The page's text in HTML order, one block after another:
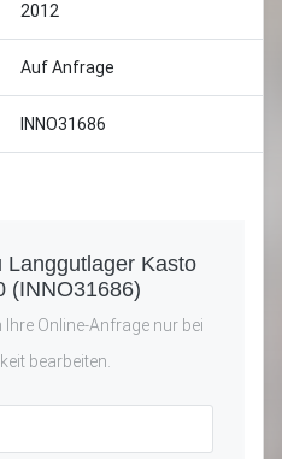
2012
Auf Anfrage
INNO31686
Langgutlager Kasto
(INNO31686)
Online-Anfrage nur bei
bearbeiten.